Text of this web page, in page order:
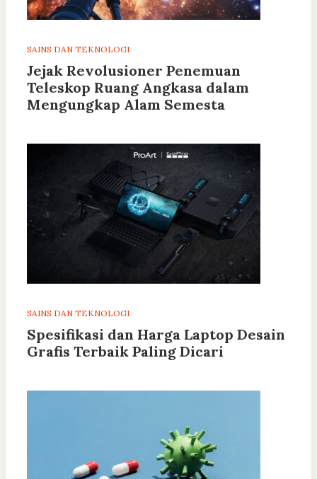
SAINS DAN TEKNOLOGI
Jejak Revolusioner Penemuan
Teleskop Ruang Angkasa dalam
Mengungkap Alam Semesta
SAINS DAN TEKNOLOGI
Spesifikasi dan Harga Laptop Desain
Grafis Terbaik Paling Dicari